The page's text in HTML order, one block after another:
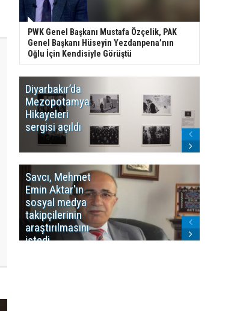
PWK Genel Başkanı Mustafa Özçelik, PAK
Genel Başkanı Hüseyin Yezdanpena’nın
Oğlu İçin Kendisiyle Görüştü
Diyarbakır’da
Mezopotamya
Hikayeleri
sergisi açıldı
Savcı, Mehmet
Emin Aktar'ın
sosyal medya
takipçilerinin
araştırılmasını
istedi